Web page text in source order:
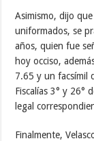
Asimismo, dijo
uniformados, se
años, quien fue
hoy occiso,
7.65 y un facsímil
Fiscalías 3° y 26°
legal
Finalmente,